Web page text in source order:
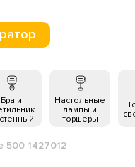
Бра и
Настольные
лампы и
торшеры
500 1427012